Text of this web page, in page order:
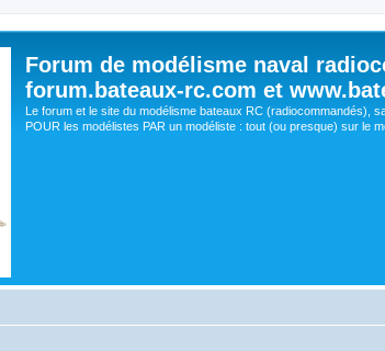
Forum de modélisme naval
forum.bateaux-rc.com et
Le forum et le site du modélisme bateaux RC (radiocommandés),
POUR les modélistes PAR un modéliste : tout (ou presque) sur le